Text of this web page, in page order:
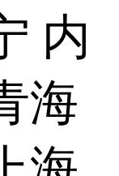
内
海